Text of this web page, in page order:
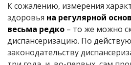
К сожалению, измерения
здоровья на регулярной
весьма редко – то же можно
диспансеризацию. По
законодательству